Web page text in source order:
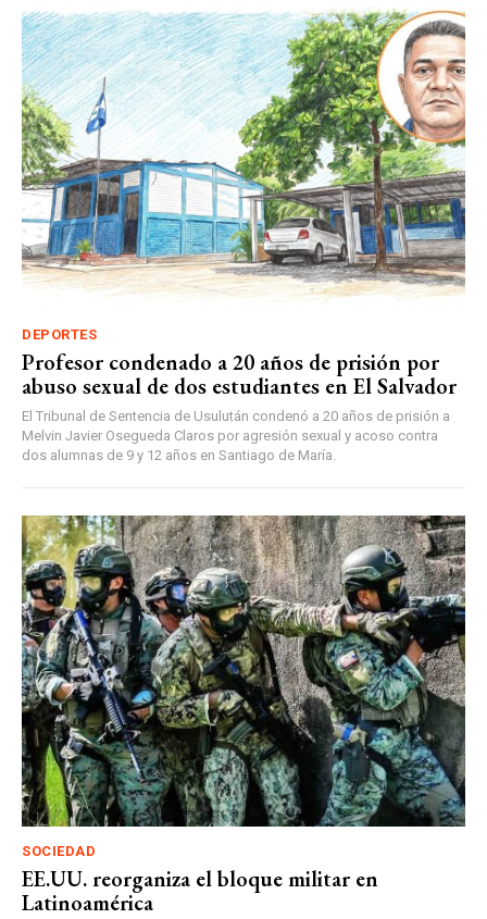
DEPORTES
Profesor condenado a 20 años de prisión por
abuso sexual de dos estudiantes en El Salvador
El Tribunal de Sentencia de Usulután condenó a 20 años de prisión a
Melvin Javier Osegueda Claros por agresión sexual y acoso contra
dos alumnas de 9 y 12 años en Santiago de María.
SOCIEDAD
EE.UU. reorganiza el bloque militar en
Latinoamérica